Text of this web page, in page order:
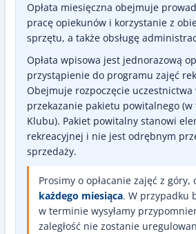
Opłata miesięczna obejmuje
pracę opiekunów i korzystanie z
sprzętu, a także obsługę
Opłata wpisowa jest jednorazową
przystąpienie do programu zajęć
Obejmuje rozpoczęcie uczestnictwa
przekazanie pakietu powitalnego (w
Klubu). Pakiet powitalny stanowi
rekreacyjnej i nie jest odrębnym
sprzedaży.
Prosimy o opłacanie zajęć z góry,
każdego miesiąca. W przypadku
w terminie wysyłamy
zaległość nie zostanie